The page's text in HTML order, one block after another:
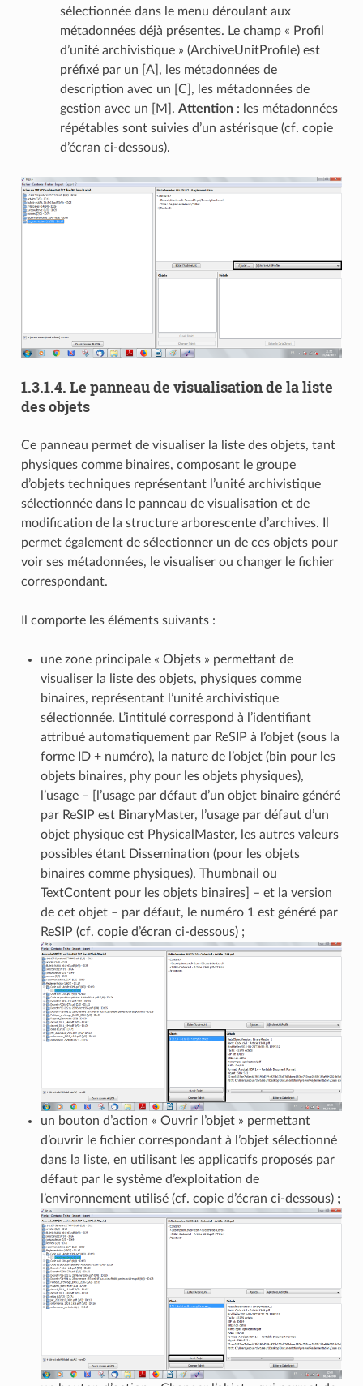
sélectionnée dans le menu déroulant aux
métadonnées déjà présentes. Le champ « Profil
d’unité archivistique » (ArchiveUnitProfile) est
préfixé par un [A], les métadonnées de
description avec un [C], les métadonnées de
gestion avec un [M]. Attention: les métadonnées
répétables sont suivies d’un astérisque (cf. copie
d’écran ci-dessous).
1.3.1.4. Le panneau de visualisation de la liste
des objets
Ce panneau permet de visualiser la liste des objets, tant
physiques comme binaires, composant le groupe
d’objets techniques représentant l’unité archivistique
sélectionnée dans le panneau de visualisation et de
modification de la structure arborescente d’archives. Il
permet également de sélectionner un de ces objets pour
voir ses métadonnées, le visualiser ou changer le fichier
correspondant.
Il comporte les éléments suivants :
une zone principale « Objets » permettant de
visualiser la liste des objets, physiques comme
binaires, représentant l’unité archivistique
sélectionnée. L’intitulé correspond à l’identifiant
attribué automatiquement par ReSIP à l’objet (sous la
forme ID + numéro), la nature de l’objet (bin pour les
objets binaires, phy pour les objets physiques),
l’usage – [l’usage par défaut d’un objet binaire généré
par ReSIP est BinaryMaster, l’usage par défaut d’un
objet physique est PhysicalMaster, les autres valeurs
possibles étant Dissemination (pour les objets
binaires comme physiques), Thumbnail ou
TextContent pour les objets binaires] – et la version
de cet objet – par défaut, le numéro 1 est généré par
ReSIP (cf. copie d’écran ci-dessous) ;
un bouton d’action « Ouvrir l’objet » permettant
d’ouvrir le fichier correspondant à l’objet sélectionné
dans la liste, en utilisant les applicatifs proposés par
défaut par le système d’exploitation de
l’environnement utilisé (cf. copie d’écran ci-dessous) ;